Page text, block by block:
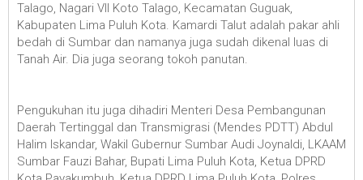
Talago, Nagari VII Koto Talago, Kecamatan Guguak,
Kabupaten Lima Puluh Kota. Kamardi Talut adalah pakar ahli
bedah di Sumbar dan namanya juga sudah dikenal luas di
Tanah Air. Dia juga seorang tokoh panutan.
Pengukuhan itu juga dihadiri Menteri Desa Pembangunan
Daerah Tertinggal dan Transmigrasi (Mendes PDTT) Abdul
Halim Iskandar, Wakil Gubernur Sumbar Audi Joynaldi, LKAAM
Sumbar Fauzi Bahar, Bupati Lima Puluh Kota, Ketua DPRD